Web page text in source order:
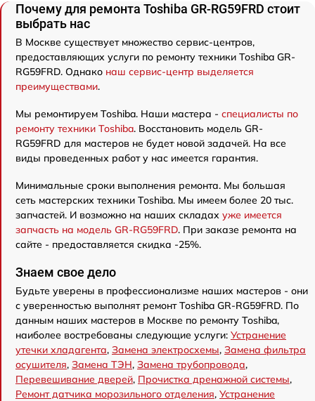
Почему для ремонта Toshiba GR-RG59FRD стоит
выбрать нас
В Москве существует множество сервис-центров,
предоставляющих услуги по ремонту техники Toshiba GR-
RG59FRD. Однако наш сервис-центр выделяется
преимуществами.
Мы ремонтируем Toshiba. Наши мастера - специалисты по
ремонту техники Toshiba. Восстановить модель GR-
RG59FRD для мастеров не будет новой задачей. На все
виды проведенных работ у нас имеется гарантия.
Минимальные сроки выполнения ремонта. Мы большая
сеть мастерских техники Toshiba. Мы имеем более 20 тыс.
запчастей. И возможно на наших складах уже имеется
запчасть на модель GR-RG59FRD. При заказе ремонта на
сайте - предоставляется скидка -25%.
Знаем свое дело
Будьте уверены в профессионализме наших мастеров - они
с уверенностью выполнят ремонт Toshiba GR-RG59FRD. По
данным наших мастеров в Москве по ремонту Toshiba,
наиболее востребованы следующие услуги: Устранение
утечки хладагента, Замена электросхемы, Замена фильтра
осушителя, Замена ТЭН, Замена трубопровода,
Перевешивание дверей, Прочистка дренажной системы,
Ремонт датчика морозильного отделения, Устранение